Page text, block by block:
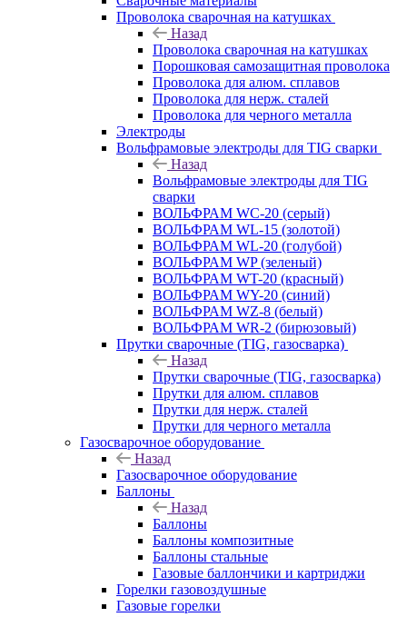
Проволока сварочная на катушках
Назад
Проволока сварочная на катушках
Порошковая самозащитная проволока
Проволока для алюм. сплавов
Проволока для нерж. сталей
Проволока для черного металла
Электроды
Вольфрамовые электроды для TIG сварки
Назад
Вольфрамовые электроды для TIG
сварки
ВОЛЬФРАМ WC-20 (серый)
ВОЛЬФРАМ WL-15 (золотой)
ВОЛЬФРАМ WL-20 (голубой)
ВОЛЬФРАМ WP (зеленый)
ВОЛЬФРАМ WT-20 (красный)
ВОЛЬФРАМ WY-20 (синий)
ВОЛЬФРАМ WZ-8 (белый)
ВОЛЬФРАМ WR-2 (бирюзовый)
Прутки сварочные (TIG, газосварка)
Назад
Прутки сварочные (TIG, газосварка)
Прутки для алюм. сплавов
Прутки для нерж. сталей
Прутки для черного металла
Газосварочное оборудование
Назад
Газосварочное оборудование
Баллоны
Назад
Баллоны
Баллоны композитные
Баллоны стальные
Газовые баллончики и картриджи
Горелки газовоздушные
Газовые горелки